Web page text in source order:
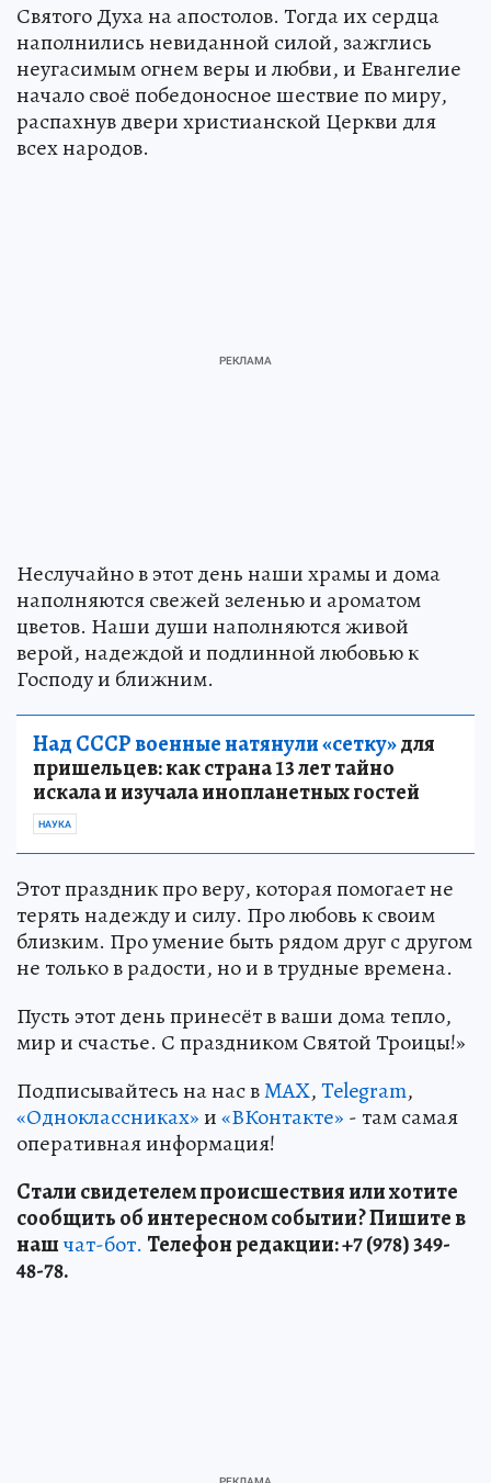
Святого Духа на апостолов. Тогда их сердца
наполнились невиданной силой, зажглись
неугасимым огнем веры и любви, и Евангелие
начало своё победоносное шествие по миру,
распахнув двери христианской Церкви для
всех народов.
Неслучайно в этот день наши храмы и дома
наполняются свежей зеленью и ароматом
цветов. Наши души наполняются живой
верой, надеждой и подлинной любовью к
Господу и ближним.
Над СССР военные натянули «сетку»для
пришельцев: как страна 13 лет тайно
искала и изучала инопланетных гостей
НАУКА
Этот праздник про веру, которая помогает не
терять надежду и силу. Про любовь к своим
близким. Про умение быть рядом друг с другом
не только в радости, но и в трудные времена.
Пусть этот день принесёт в ваши дома тепло,
мир и счастье. С праздником Святой Троицы!»
Подписывайтесь на нас вMAX,Telegram,
«Одноклассниках»и«ВКонтакте» - там самая
оперативная информация!
Стали свидетелем происшествия или хотите
сообщить об интересном событии? Пишите в
нашчат-бот. Телефон редакции: +7 (978) 349-
48-78.